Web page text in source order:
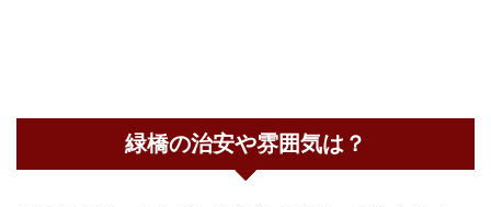
緑橋の治安や雰囲気は？